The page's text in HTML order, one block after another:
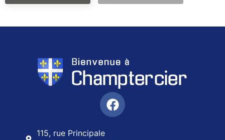
115, rue Principale